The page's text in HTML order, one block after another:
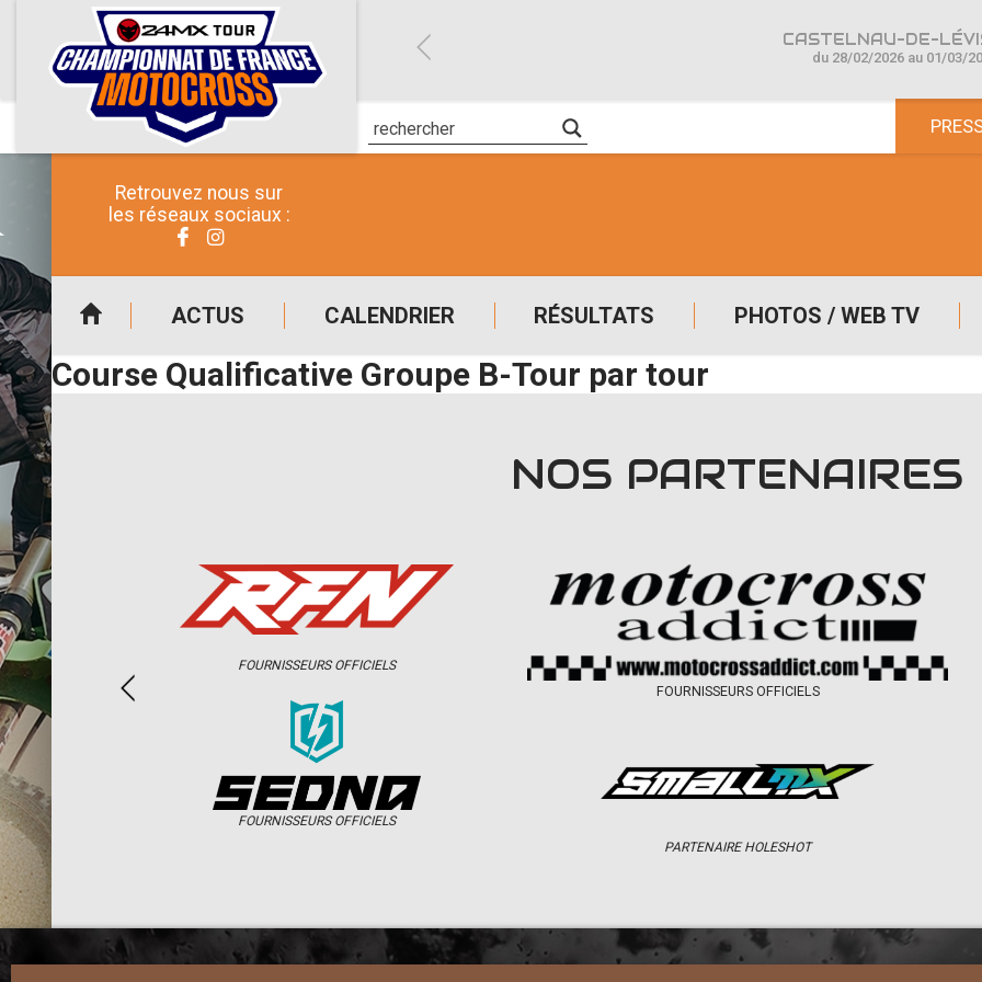
Retrouvez nous sur
les réseaux sociaux :
ACTUS CALENDRIER RÉSULTATS PHOTOS / WEB TV
CASTELNAU-DE-
du 28/02/2026 au 01/03/
Course Qualificative Groupe B-Tour par tour
NOS PARTENAIRES
FOURNISSEURS OFFICIELS
FOURNISSEURS OFFICIELS
FOURNISSEURS OFFICIELS
PARTENAIRE HOLESHOT